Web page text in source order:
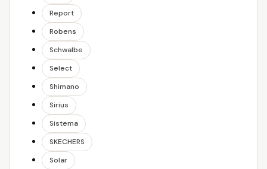
Report
Robens
Schwalbe
Select
Shimano
Sirius
Sistema
SKECHERS
Solar